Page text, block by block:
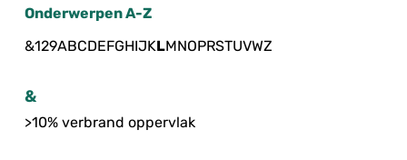
Onderwerpen A-Z
&129ABCDEFGHIJKLMNOPRSTUVWZ
&
>10% verbrand oppervlak